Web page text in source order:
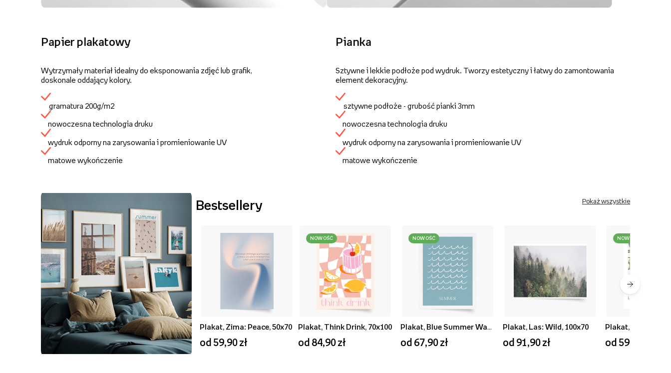
Papier plakatowy
Wytrzymały materiał idealny do eksponowania zdjęć lub grafik,
doskonale oddający kolory.
gramatura 200g/m2
nowoczesna technologia druku
wydruk odporny na zarysowania i promieniowanie UV
matowe wykończenie
Pianka
Sztywne i lekkie podłoże pod wydruk. Tworzy estetyczny i łatwy do zamontowania
element dekoracyjny.
sztywne podłoże - grubość pianki 3mm
nowoczesna technologia druku
wydruk odporny na zarysowania i promieniowanie UV
matowe wykończenie
Bestsellery Pokaż wszystkie
Plakat, Zima: Peace, 50x70
od 59,90 zł
NOWOŚĆ
Plakat, Think Drink, 70x100
od 84,90 zł
NOWOŚĆ
od 67,90 zł
Plakat, Las: Wild, 100x70
od 91,90 zł
NOWOŚĆ
od 59,90 zł